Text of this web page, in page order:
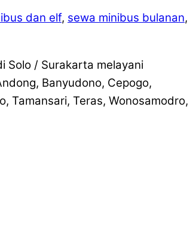
dan elf, sewa minibus bulanan,
Solo / Surakarta melayani
Banyudono, Cepogo,
Tamansari, Teras, Wonosamodro,